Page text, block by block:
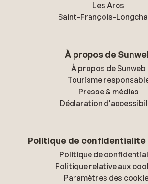
Les Arcs
Saint-François-
À propos de
À propos de Sunweb
Tourisme
Presse & médias
Déclaration
Politique de confidentialité
Politique de
Politique relative aux
Paramètres des